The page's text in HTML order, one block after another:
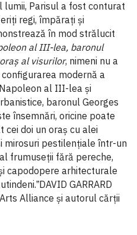
lumii, Parisul a fost conturat
regi, împărați și
în mod strălucit
al III-lea, baronul
al visurilor, nimeni nu a
modernă a
al III-lea și
baronul Georges
însemnări, oricine poate
doi un oraș cu alei
mirosuri pestilențiale într-un
frumuseții fără pereche,
capodopere arhitecturale
GARRARD
Alliance și autorul cărții